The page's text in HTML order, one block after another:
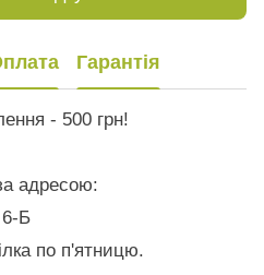
Гарантія
- 500 грн!
адресою:
6-Б
по п'ятницю.